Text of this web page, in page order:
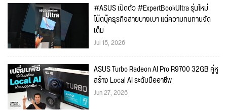
#ASUS เปิดตัว #ExpertBookUltra รุ่นใหม่
โน้ตบุ๊คธุรกิจสายบางเบา แต่ความทนทานจัด
เต็ม
Jul 15, 2026
ASUS Turbo Radeon AI Pro R9700 32GB คู่หู
สร้าง Local AI ระดับมืออาชีพ
Jun 27, 2026